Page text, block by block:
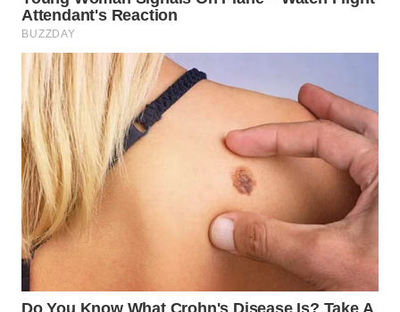
WN
NIAS
WN
LANGKAT
WN
TAPANULI
SELATAN
WN
TANJUNG